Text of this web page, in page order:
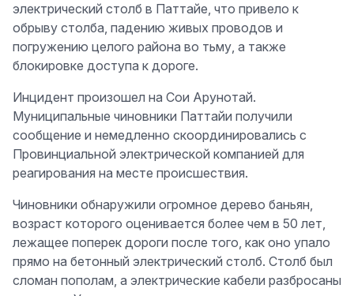
электрический столб в Паттайе, что привело к
обрыву столба, падению живых проводов и
погружению целого района во тьму, а также
блокировке доступа к дороге.
Инцидент произошел на Сои Арунотай.
Муниципальные чиновники Паттайи получили
сообщение и немедленно скоординировались с
Провинциальной электрической компанией для
реагирования на месте происшествия.
Чиновники обнаружили огромное дерево баньян,
возраст которого оценивается более чем в 50 лет,
лежащее поперек дороги после того, как оно упало
прямо на бетонный электрический столб. Столб был
сломан пополам, а электрические кабели разбросаны